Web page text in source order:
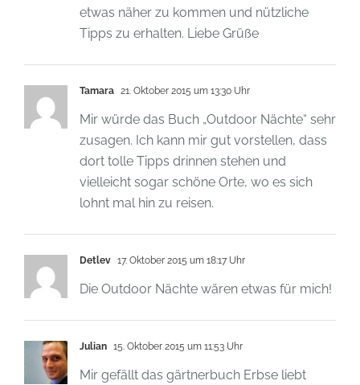
etwas näher zu kommen und nützliche
Tipps zu erhalten. Liebe Grüße
Tamara 21. Oktober 2015 um 13:30 Uhr
Mir würde das Buch „Outdoor Nächte“ sehr
zusagen. Ich kann mir gut vorstellen, dass
dort tolle Tipps drinnen stehen und
vielleicht sogar schöne Orte, wo es sich
lohnt mal hin zu reisen.
Detlev 17. Oktober 2015 um 18:17 Uhr
Die Outdoor Nächte wären etwas für mich!
Julian 15. Oktober 2015 um 11:53 Uhr
Mir gefällt das gärtnerbuch Erbse liebt